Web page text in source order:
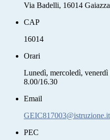
Via Badelli, 16014
CAP
16014
Orari
Lunedì, mercoledì,
8.00/16.30
Email
GEIC817003@istruzione.it
PEC